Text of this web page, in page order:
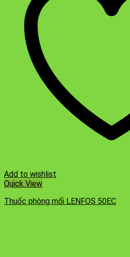
Add to wishlist
Quick View
Thuốc phòng mối LENFOS 50EC